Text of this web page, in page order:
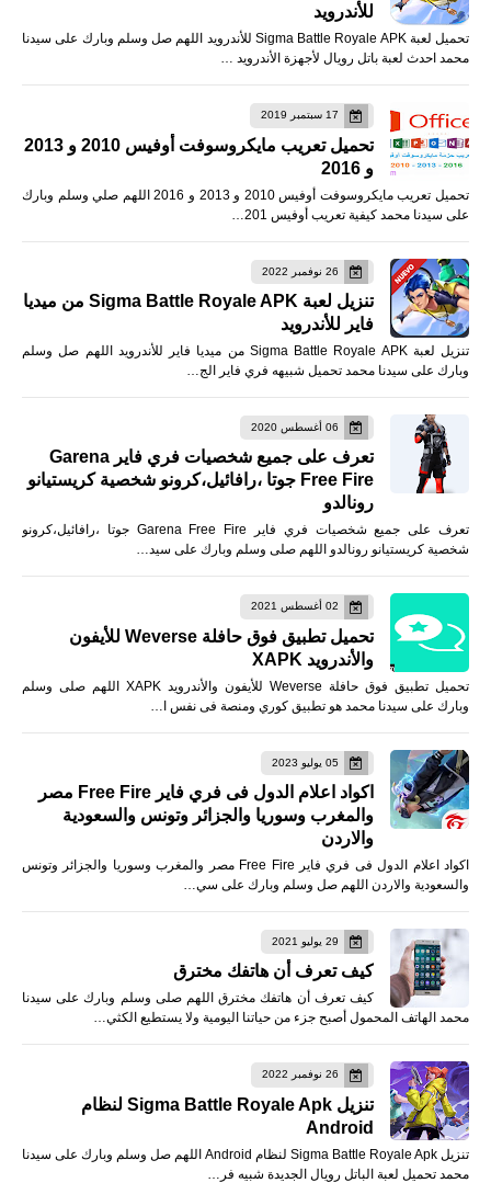
للأندرويد
تحميل لعبة Sigma Battle Royale APK للأندرويد اللهم صل وسلم وبارك على سيدنا
محمد احدث لعبة باتل رويال لأجهزة الأندرويد …
17 سبتمبر 2019
تحميل تعريب مايكروسوفت أوفيس 2010 و 2013
و 2016
تحميل تعريب مايكروسوفت أوفيس 2010 و 2013 و 2016 اللهم صلي وسلم وبارك
على سيدنا محمد كيفية تعريب أوفيس 201…
26 نوفمبر 2022
تنزيل لعبة Sigma Battle Royale APK من ميديا
فاير للأندرويد
تنزيل لعبة Sigma Battle Royale APK من ميديا فاير للأندرويد اللهم صل وسلم
وبارك على سيدنا محمد تحميل شبيهه فري فاير الج…
06 أغسطس 2020
تعرف على جميع شخصيات فري فاير Garena
Free Fire جوتا ،رافائيل،كرونو شخصية كريستيانو
رونالدو
تعرف على جميع شخصيات فري فاير Garena Free Fire جوتا ،رافائيل،كرونو
شخصية كريستيانو رونالدو اللهم صلى وسلم وبارك على سيد…
02 أغسطس 2021
تحميل تطبيق فوق حافلة Weverse للأيفون
والأندرويد XAPK
تحميل تطبيق فوق حافلة Weverse للأيفون والأندرويد XAPK اللهم صلى وسلم
وبارك على سيدنا محمد هو تطبيق كوري ومنصة فى نفس ا…
05 يوليو 2023
اكواد اعلام الدول فى فري فاير Free Fire مصر
والمغرب وسوريا والجزائر وتونس والسعودية
والاردن
اكواد اعلام الدول فى فري فاير Free Fire مصر والمغرب وسوريا والجزائر وتونس
والسعودية والاردن اللهم صل وسلم وبارك على سي…
29 يوليو 2021
كيف تعرف أن هاتفك مخترق
كيف تعرف أن هاتفك مخترق اللهم صلى وسلم وبارك على سيدنا
محمد الهاتف المحمول أصبح جزء من حياتنا اليومية ولا يستطيع الكثي…
26 نوفمبر 2022
تنزيل Sigma Battle Royale Apk لنظام
Android
تنزيل Sigma Battle Royale Apk لنظام Android اللهم صل وسلم وبارك على سيدنا
محمد تحميل لعبة الباتل رويال الجديدة شبيه فر…